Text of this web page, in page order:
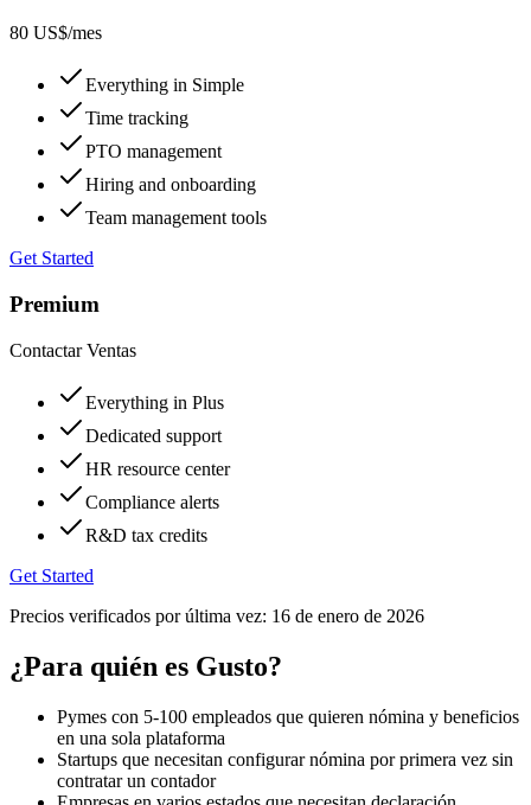
80 US$/mes
Everything in Simple
Time tracking
PTO management
Hiring and onboarding
Team management tools
Get Started
Premium
Contactar Ventas
Everything in Plus
Dedicated support
HR resource center
Compliance alerts
R&D tax credits
Get Started
Precios verificados por última vez: 16 de enero de 2026
¿Para quién es Gusto?
Pymes con 5-100 empleados que quieren nómina y beneficios
en una sola plataforma
Startups que necesitan configurar nómina por primera vez sin
contratar un contador